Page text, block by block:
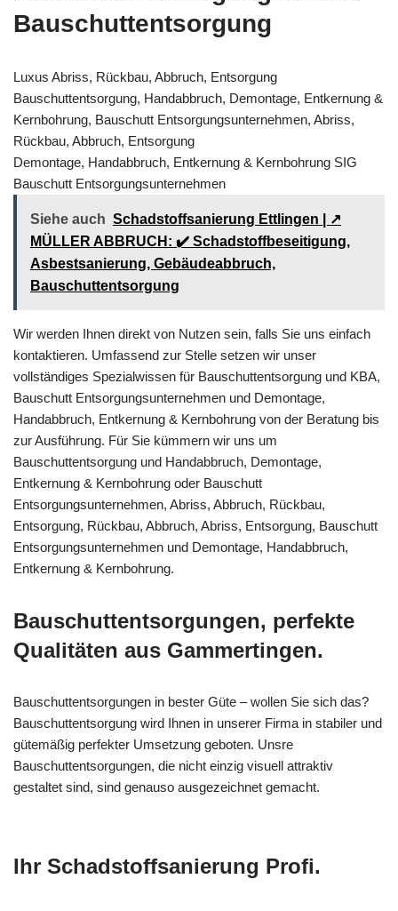
Bauschuttentsorgung
Luxus Abriss, Rückbau, Abbruch, Entsorgung
Bauschuttentsorgung, Handabbruch, Demontage, Entkernung &
Kernbohrung, Bauschutt Entsorgungsunternehmen, Abriss,
Rückbau, Abbruch, Entsorgung
Demontage, Handabbruch, Entkernung & Kernbohrung SIG
Bauschutt Entsorgungsunternehmen
Siehe auch Schadstoffsanierung Ettlingen | ↗️
MÜLLER ABBRUCH: ✔️ Schadstoffbeseitigung,
Asbestsanierung, Gebäudeabbruch,
Bauschuttentsorgung
Wir werden Ihnen direkt von Nutzen sein, falls Sie uns einfach
kontaktieren. Umfassend zur Stelle setzen wir unser
vollständiges Spezialwissen für Bauschuttentsorgung und KBA,
Bauschutt Entsorgungsunternehmen und Demontage,
Handabbruch, Entkernung & Kernbohrung von der Beratung bis
zur Ausführung. Für Sie kümmern wir uns um
Bauschuttentsorgung und Handabbruch, Demontage,
Entkernung & Kernbohrung oder Bauschutt
Entsorgungsunternehmen, Abriss, Abbruch, Rückbau,
Entsorgung, Rückbau, Abbruch, Abriss, Entsorgung, Bauschutt
Entsorgungsunternehmen und Demontage, Handabbruch,
Entkernung & Kernbohrung.
Bauschuttentsorgungen, perfekte
Qualitäten aus Gammertingen.
Bauschuttentsorgungen in bester Güte – wollen Sie sich das?
Bauschuttentsorgung wird Ihnen in unserer Firma in stabiler und
gütemäßig perfekter Umsetzung geboten. Unsre
Bauschuttentsorgungen, die nicht einzig visuell attraktiv
gestaltet sind, sind genauso ausgezeichnet gemacht.
Ihr Schadstoffsanierung Profi.